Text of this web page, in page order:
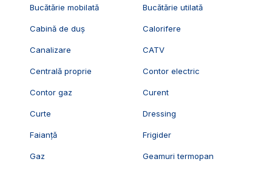
Bucătărie mobilată Bucătărie utilată
Cabină de duș Calorifere
Canalizare CATV
Centrală proprie Contor electric
Contor gaz Curent
Curte Dressing
Faianță Frigider
Gaz Geamuri termopan